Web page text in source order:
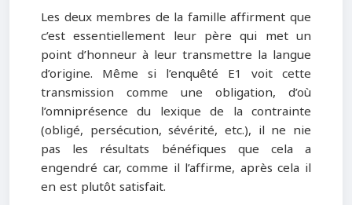
Les deux membres de la famille affirment que
c’est essentiellement leur père qui met un
point d’honneur à leur transmettre la langue
d’origine. Même si l’enquêté E1 voit cette
transmission comme une obligation, d’où
l’omniprésence du lexique de la contrainte
(obligé, persécution, sévérité, etc.), il ne nie
pas les résultats bénéfiques que cela a
engendré car, comme il l’affirme, après cela il
en est plutôt satisfait.